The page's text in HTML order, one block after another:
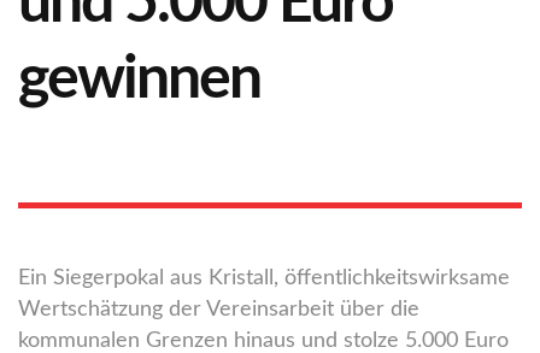
gewinnen
Ein Siegerpokal aus Kristall, öffentlichkeitswirksame
Wertschätzung der Vereinsarbeit über die
kommunalen Grenzen hinaus und stolze 5.000 Euro